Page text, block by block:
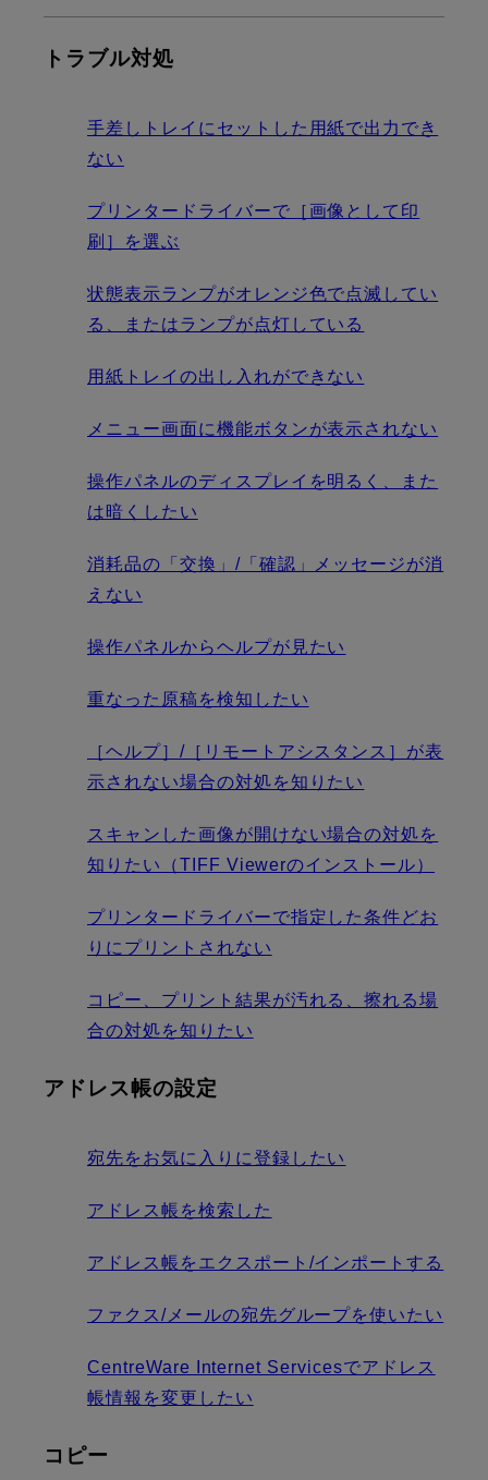
トラブル対処
手差しトレイにセットした用紙で出力でき
ない
プリンタードライバーで［画像として印
刷］を選ぶ
状態表示ランプがオレンジ色で点滅してい
る、またはランプが点灯している
用紙トレイの出し入れができない
メニュー画面に機能ボタンが表示されない
操作パネルのディスプレイを明るく、また
は暗くしたい
消耗品の「交換」/「確認」メッセージが消
えない
操作パネルからヘルプが見たい
重なった原稿を検知したい
［ヘルプ］/［リモートアシスタンス］が表
示されない場合の対処を知りたい
スキャンした画像が開けない場合の対処を
知りたい（TIFF Viewerのインストール）
プリンタードライバーで指定した条件どお
りにプリントされない
コピー、プリント結果が汚れる、擦れる場
合の対処を知りたい
アドレス帳の設定
宛先をお気に入りに登録したい
アドレス帳を検索した
アドレス帳をエクスポート/インポートする
ファクス/メールの宛先グループを使いたい
CentreWare Internet Servicesでアドレス
帳情報を変更したい
コピー